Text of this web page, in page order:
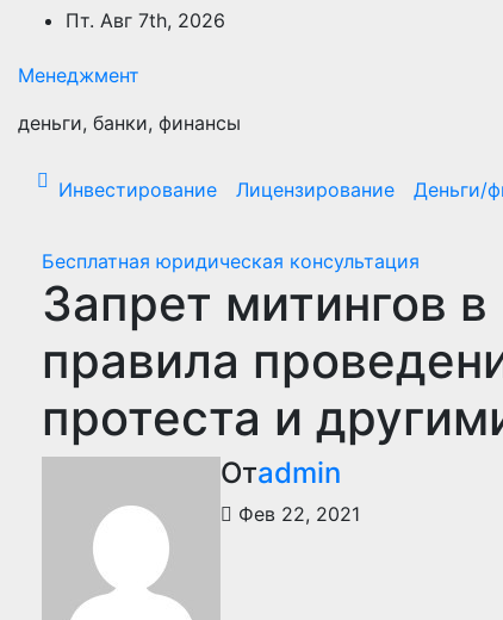
Перейти
содержимому
Пт. Авг 7th, 2026
Менеджмент
деньги, банки, финансы
Инвестирование Лицензирование Деньги/
Бесплатная юридическая консультация
Запрет митингов
правила
протеста и
Отadmin
Фев 22, 2021